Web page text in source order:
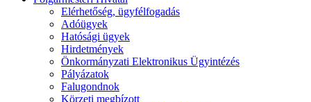
Elérhetőség, ügyfélfogadás
Adóügyek
Hatósági ügyek
Hirdetmények
Önkormányzati Elektronikus Ügyintézés
Pályázatok
Falugondnok
Körzeti megbízott